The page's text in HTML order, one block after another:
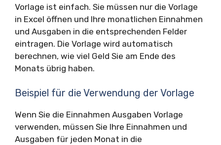
Vorlage ist einfach. Sie müssen nur die Vorlage
in Excel öffnen und Ihre monatlichen Einnahmen
und Ausgaben in die entsprechenden Felder
eintragen. Die Vorlage wird automatisch
berechnen, wie viel Geld Sie am Ende des
Monats übrig haben.
Beispiel für die Verwendung der Vorlage
Wenn Sie die Einnahmen Ausgaben Vorlage
verwenden, müssen Sie Ihre Einnahmen und
Ausgaben für jeden Monat in die